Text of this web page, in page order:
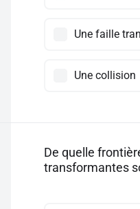
Une faille
Une collision
De quelle
transformantes